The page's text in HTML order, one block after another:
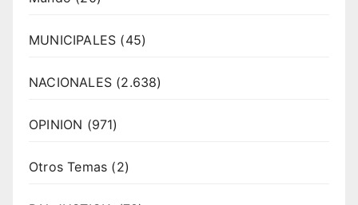
MUNICIPALES (45)
NACIONALES (2.638)
OPINION (971)
Otros Temas (2)